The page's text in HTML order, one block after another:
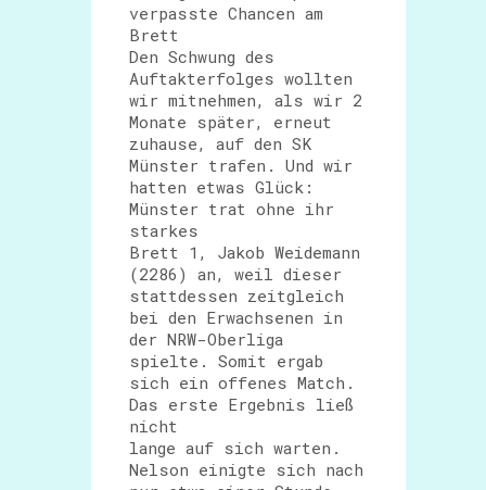
verpasste Chancen am
Brett
Den Schwung des
Auftakterfolges wollten
wir mitnehmen, als wir 2
Monate später, erneut
zuhause, auf den SK
Münster trafen. Und wir
hatten etwas Glück:
Münster trat ohne ihr
starkes
Brett 1, Jakob Weidemann
(2286) an, weil dieser
stattdessen zeitgleich
bei den Erwachsenen in
der NRW-Oberliga
spielte. Somit ergab
sich ein offenes Match.
Das erste Ergebnis ließ
nicht
lange auf sich warten.
Nelson einigte sich nach